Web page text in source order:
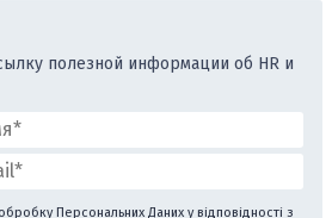
полезной информации об HR и
Персональних Даних у відповідності з